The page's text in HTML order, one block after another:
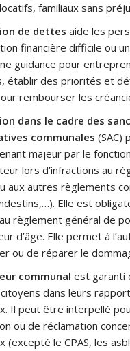
familiaux sans
de dettes aide les
financière difficile ou
guidance pour
établir des priorités et
rembourser les
dans le cadre des
communales (SAC)
majeur par le
lors d’infractions au
aux autres règlements
Elle est
règlement général de
d’âge. Elle permet à
ou de réparer le
communal est garanti
dans leurs
Il peut être interpellé
ou de réclamation
(excepté le CPAS, les